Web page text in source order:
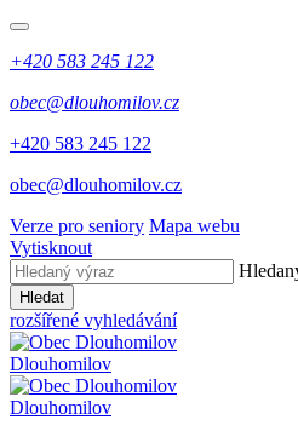
+420 583 245 122
obec@dlouhomilov.cz
+420 583 245 122
obec@dlouhomilov.cz
Verze pro seniory Mapa webu
Vytisknout
Hledat
rozšířené vyhledávání
Dlouhomilov
Dlouhomilov